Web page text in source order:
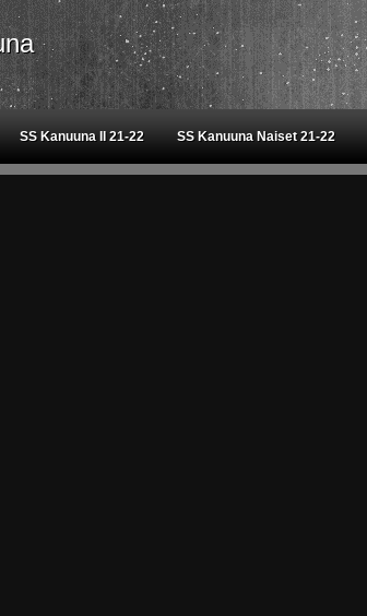
SS Kanuuna II 21-22 SS Kanuuna Naiset 21-22